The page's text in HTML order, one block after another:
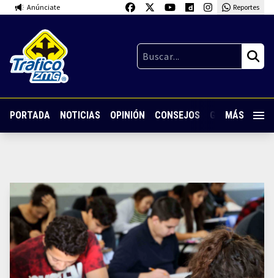
Anúnciate Reportes
PORTADA NOTICIAS OPINIÓN CONSEJOS GUARDIA
MÁS